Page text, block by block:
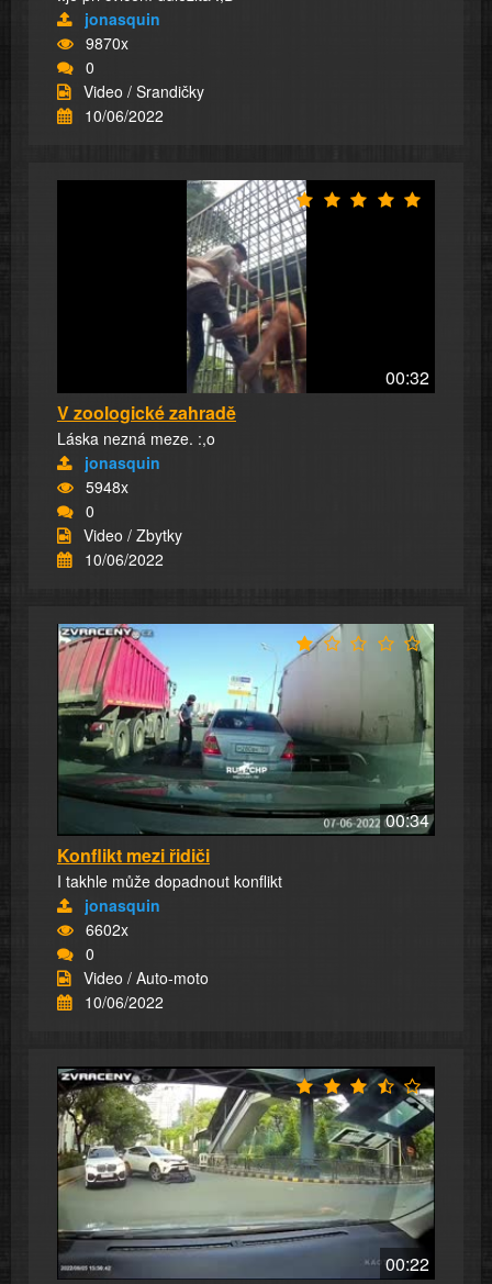
jonasquin
9870x
0
Video / Srandičky
10/06/2022
00:32
V zoologické zahradě
Láska nezná meze. :,o
jonasquin
5948x
0
Video / Zbytky
10/06/2022
00:34
Konflikt mezi řidiči
I takhle může dopadnout konflikt
jonasquin
6602x
0
Video / Auto-moto
10/06/2022
00:22